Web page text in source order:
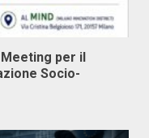
per il
Socio-